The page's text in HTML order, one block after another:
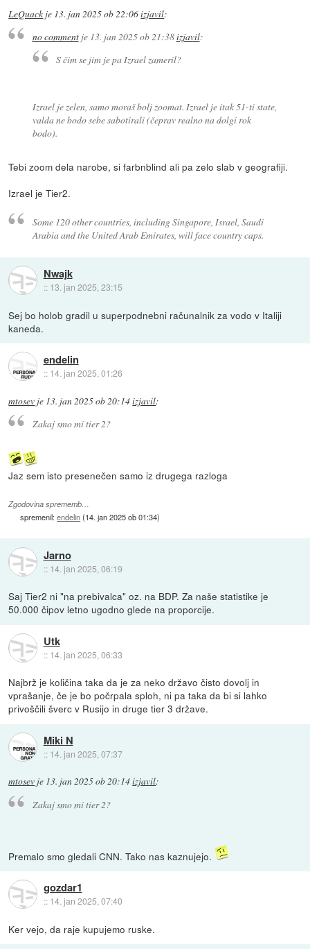
LeQuack je 13. jan 2025 ob 22:06izjavil:
no commentje 13. jan 2025 ob 21:38izjavil:
S čim se jim je pa Izrael zameril?
Izrael je zelen, samo moraš bolj zoomat. Izrael je itak 51-ti state,
valda ne bodo sebe sabotirali (čeprav realno na dolgi rok
bodo).
Tebi zoom dela narobe, si farbnblind ali pa zelo slab v geografiji.
Izrael je Tier2.
Some 120 other countries, including Singapore, Israel, Saudi
Arabia and the United Arab Emirates, will face country caps.
Nwajk
:: 13. jan 2025, 23:15
Sej bo holob gradil u superpodnebni računalnik za vodo v Italiji
kaneda.
endelin
:: 14. jan 2025, 01:26
mtosev je 13. jan 2025 ob 20:14izjavil:
Zakaj smo mi tier 2?
Jaz sem isto presenečen samo iz drugega razloga
Zgodovina sprememb…
spremenil:endelin(14. jan 2025 ob 01:34)
Jarno
:: 14. jan 2025, 06:19
Saj Tier2 ni "na prebivalca" oz. na BDP. Za naše statistike je
50.000 čipov letno ugodno glede na proporcije.
Utk
:: 14. jan 2025, 06:33
Najbrž je količina taka da je za neko državo čisto dovolj in
vprašanje, če je bo počrpala sploh, ni pa taka da bi si lahko
privoščili šverc v Rusijo in druge tier 3 države.
Miki N
:: 14. jan 2025, 07:37
mtosev je 13. jan 2025 ob 20:14izjavil:
Zakaj smo mi tier 2?
Premalo smo gledali CNN. Tako nas kaznujejo.
gozdar1
:: 14. jan 2025, 07:40
Ker vejo, da raje kupujemo ruske.